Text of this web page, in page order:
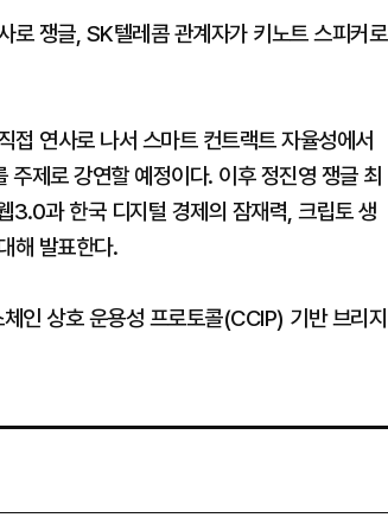
로 쟁글, SK텔레콤 관계자가 키노트 스피커로
연사로 나서 스마트 컨트랙트 자율성에서
제로 강연할 예정이다. 이후 정진영 쟁글 최
3.0과 한국 디지털 경제의 잠재력, 크립토 생
해 발표한다.
인 상호 운용성 프로토콜(CCIP) 기반 브리지